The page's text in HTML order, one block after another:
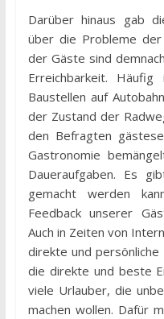
Darüber hinaus gab
über die Probleme
der Gäste sind
Erreichbarkeit.
Baustellen auf
der Zustand der
den Befragten
Gastronomie
Daueraufgaben. Es
gemacht werden
Feedback unserer
Auch in Zeiten von
direkte und
die direkte und beste
viele Urlauber, die
machen wollen. Dafür